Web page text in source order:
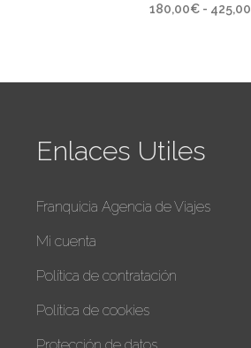
180,00€ - 425,00
Enlaces Utiles
Franquicia Agencia de Viajes
Mi cuenta
Política de contratación
Política de cookies